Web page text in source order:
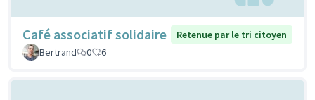
Café associatif solidaire
Retenue par le tri citoyen
Bertrand
0 6